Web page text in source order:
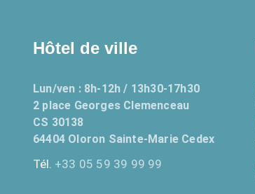
Hôtel de ville
Lun/ven : 8h-12h / 13h30-17h30
2 place Georges Clemenceau
CS 30138
64404 Oloron Sainte-Marie Cedex
Tél. +33 05 59 39 99 99